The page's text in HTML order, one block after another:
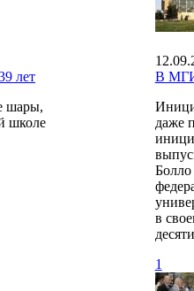
лет
шары,
школе
В
даже
Болло
в
1